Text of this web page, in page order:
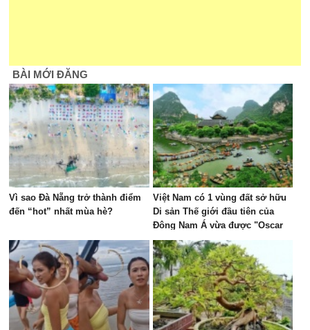
BÀI MỚI ĐĂNG
Vì sao Đà Nẵng trở thành điểm
đến “hot” nhất mùa hè?
Việt Nam có 1 vùng đất sở hữu
Di sản Thế giới đầu tiên của
Đông Nam Á vừa được "Oscar
của ngành du lịch" đề cử, là nơi
tỷ phú Xuân Trường đầu tư KDL
tâm linh 12.000 ha